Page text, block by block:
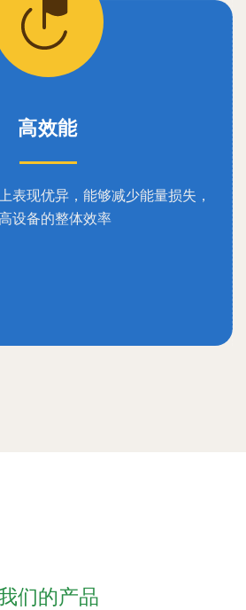
高效能
表现优异，能够减少能量损失，
设备的整体效率
们的产品